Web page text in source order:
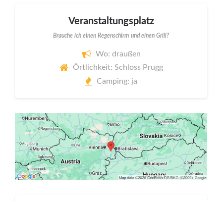
Veranstaltungsplatz
Brauche ich einen Regenschirm und einen Grill?
Wo: draußen
Örtlichkeit: Schloss Prugg
Camping: ja